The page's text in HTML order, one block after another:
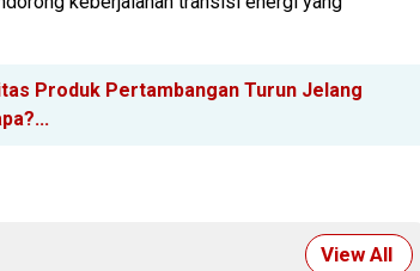
Produk Pertambangan Turun Jelang
View All